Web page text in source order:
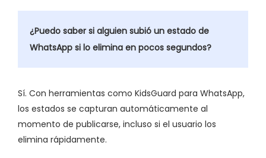
¿Puedo saber si alguien subió un estado de
WhatsApp si lo elimina en pocos segundos?
Sí. Con herramientas como KidsGuard para WhatsApp,
los estados se capturan automáticamente al
momento de publicarse, incluso si el usuario los
elimina rápidamente.